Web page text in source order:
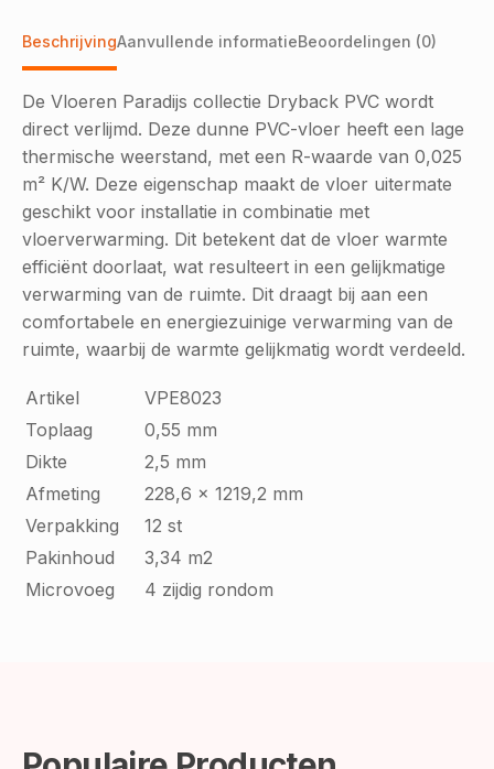
BeschrijvingAanvullende informatieBeoordelingen (0)
De Vloeren Paradijs collectie Dryback PVC wordt
direct verlijmd. Deze dunne PVC-vloer heeft een lage
thermische weerstand, met een R-waarde van 0,025
m² K/W. Deze eigenschap maakt de vloer uitermate
geschikt voor installatie in combinatie met
vloerverwarming. Dit betekent dat de vloer warmte
efficiënt doorlaat, wat resulteert in een gelijkmatige
verwarming van de ruimte. Dit draagt bij aan een
comfortabele en energiezuinige verwarming van de
ruimte, waarbij de warmte gelijkmatig wordt verdeeld.
Artikel
VPE8023
Toplaag
0,55 mm
Dikte
2,5 mm
Afmeting
228,6 x 1219,2 mm
Verpakking
12 st
Pakinhoud
3,34 m2
Microvoeg
4 zijdig rondom